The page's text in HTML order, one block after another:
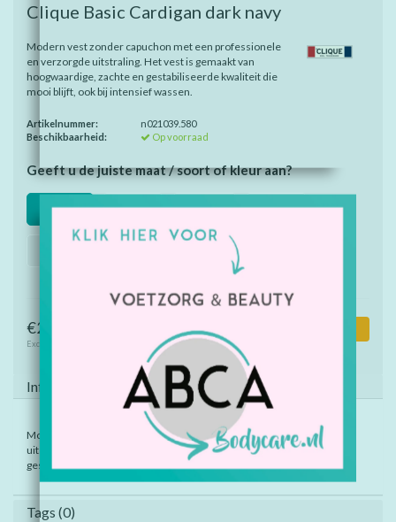
Clique Basic Cardigan dark navy
Modern vest zonder capuchon met een professionele
en verzorgde uitstraling. Het vest is gemaakt van
hoogwaardige, zachte en gestabiliseerde kwaliteit die
mooi blijft, ook bij intensief wassen.
Artikelnummer:
n021039.580
Beschikbaarheid:
Op voorraad
Geeft u de juiste maat / soort of kleur aan?
Maat: XS Maat: S Maat: M Maat: L
€26,95
Excl. btw
Informatie
Modern vest zonder capuchon met een professionele en verzorgde
uitstraling. Het vest is gemaakt van hoogwaardige, zachte en
gestabiliseerde kwaliteit die mooi blijft, ook bij intensief wassen.
Tags (0)